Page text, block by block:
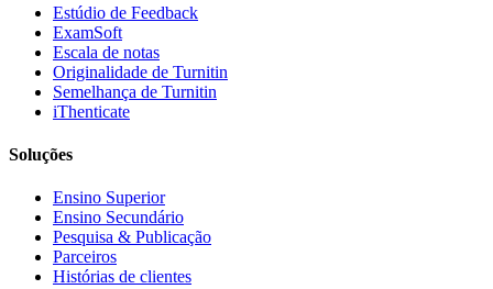
Estúdio de Feedback
ExamSoft
Escala de notas
Originalidade de Turnitin
Semelhança de Turnitin
iThenticate
Soluções
Ensino Superior
Ensino Secundário
Pesquisa & Publicação
Parceiros
Histórias de clientes